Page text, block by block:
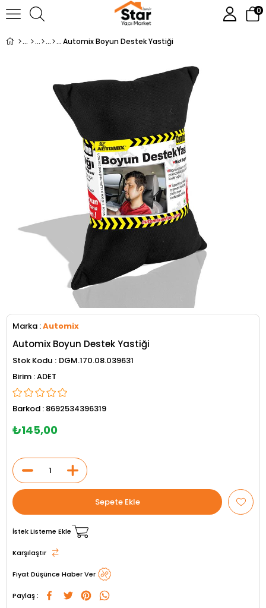
0
Automix Boyun Destek Yastiği
Marka :Automix
Automix Boyun Destek Yastiği
Stok Kodu
DGM.170.08.039631
ADET
Barkod : 8692534396319
₺145,00
İstek Listeme Ekle
Karşılaştır
Fiyat Düşünce Haber Ver
Paylaş :